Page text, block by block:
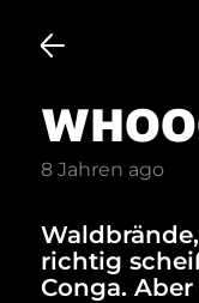
8 Jahren ago
richtig
Conga.